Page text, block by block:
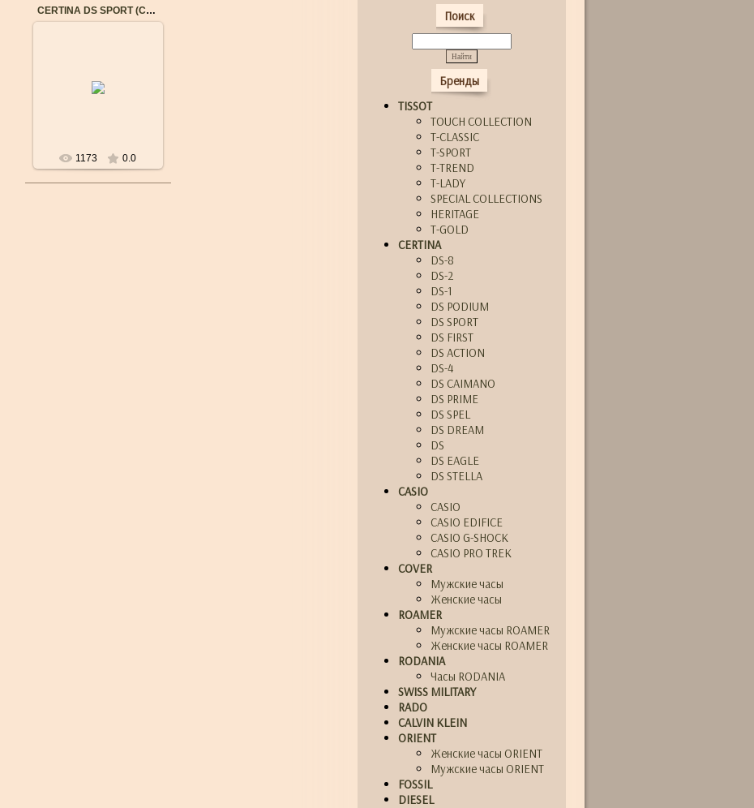
CERTINA DS SPORT (C0274171105701)
Механизм: Швейцарский
1173 0.0
Поиск
Бренды
TISSOT
TOUCH COLLECTION
T-CLASSIC
T-SPORT
T-TREND
T-LADY
SPECIAL COLLECTIONS
HERITAGE
T-GOLD
CERTINA
DS-8
DS-2
DS-1
DS PODIUM
DS SPORT
DS FIRST
DS ACTION
DS-4
DS CAIMANO
DS PRIME
DS SPEL
DS DREAM
DS
DS EAGLE
DS STELLA
CASIO
CASIO
CASIO EDIFICE
CASIO G-SHOCK
CASIO PRO TREK
COVER
Мужские часы
Женские часы
ROAMER
Мужские часы ROAMER
Женские часы ROAMER
RODANIA
Часы RODANIA
SWISS MILITARY
RADO
CALVIN KLEIN
ORIENT
Женские часы ORIENT
Мужские часы ORIENT
FOSSIL
DIESEL